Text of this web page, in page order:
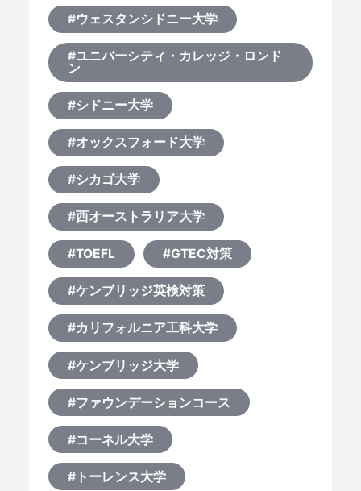
#ウェスタンシドニー大学
#ユニバーシティ・カレッジ・ロンド
ン
#シドニー大学
#オックスフォード大学
#シカゴ大学
#西オーストラリア大学
#TOEFL #GTEC対策
#ケンブリッジ英検対策
#カリフォルニア工科大学
#ケンブリッジ大学
#ファウンデーションコース
#コーネル大学
#トーレンス大学